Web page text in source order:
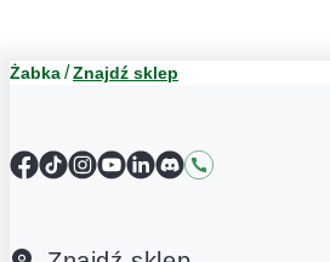
Żabka Znajdź sklep
Facebook
TikTokInstagram
YouTube
LinkedIn
DiscordKontakt